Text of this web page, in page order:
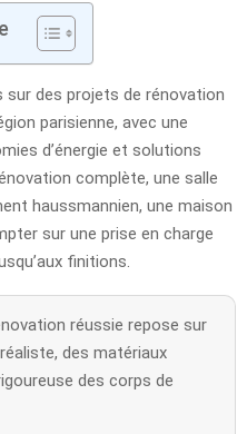
des projets de rénovation
parisienne, avec une
d’énergie et solutions
complète, une salle
haussmannien, une maison
sur une prise en charge
finitions.
réussie repose sur
des matériaux
des corps de